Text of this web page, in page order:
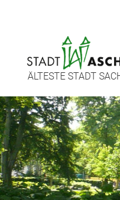
ÄLTESTE STADT